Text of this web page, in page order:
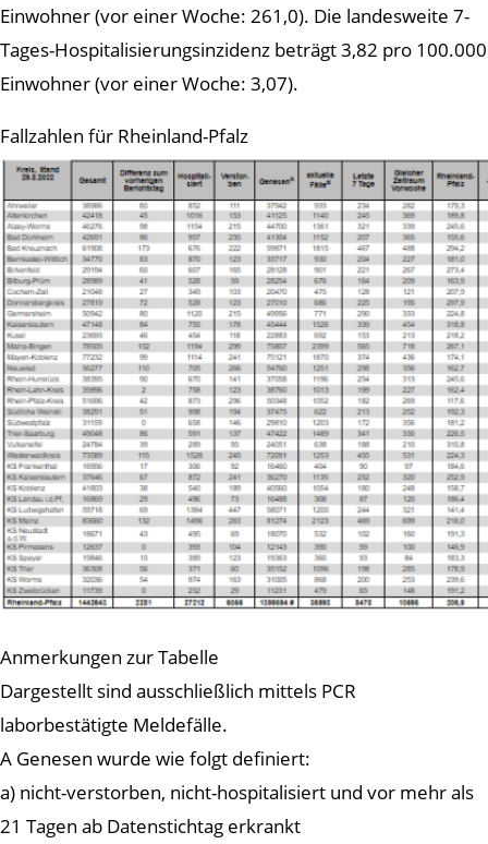
Einwohner (vor einer Woche: 261,0). Die landesweite 7-
Tages-Hospitalisierungsinzidenz beträgt 3,82 pro 100.000
Einwohner (vor einer Woche: 3,07).
Fallzahlen für Rheinland-Pfalz
Anmerkungen zur Tabelle
Dargestellt sind ausschließlich mittels PCR
laborbestätigte Meldefälle.
A Genesen wurde wie folgt definiert:
a) nicht-verstorben, nicht-hospitalisiert und vor mehr als
21 Tagen ab Datenstichtag erkrankt